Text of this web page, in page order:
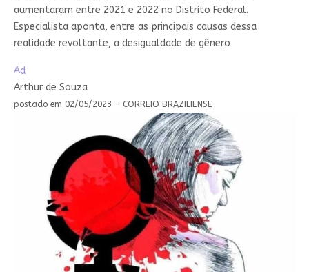
aumentaram entre 2021 e 2022 no Distrito Federal.
Especialista aponta, entre as principais causas dessa
realidade revoltante, a desigualdade de gênero
Ad
Arthur de Souza
postado em 02/05/2023 - CORREIO BRAZILIENSE